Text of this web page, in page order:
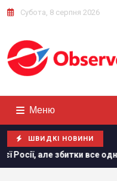
Субота, 8 серпня 2026
Меню
ШВИДКІ НОВИНИ
все одно шалені, -